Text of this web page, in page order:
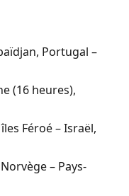
Portugal –
(16 heures),
Féroé – Israël,
– Pays-